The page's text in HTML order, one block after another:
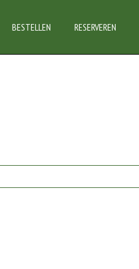
BESTELLEN RESERVEREN